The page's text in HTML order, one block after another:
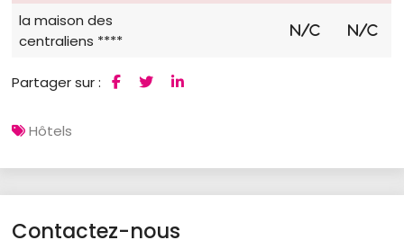
la maison des
centraliens ****
N/C N/C
Partager sur :
Hôtels
Contactez-nous